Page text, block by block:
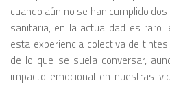
cuando aún no se han cumplido
sanitaria, en la actualidad es raro
esta experiencia colectiva de
de lo que se suela conversar,
impacto emocional en nuestras